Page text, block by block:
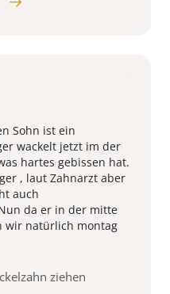
Sohn ist ein
wackelt jetzt im der
hartes gebissen hat.
, laut Zahnarzt aber
auch
da er in der mitte
wir natürlich montag
ziehen